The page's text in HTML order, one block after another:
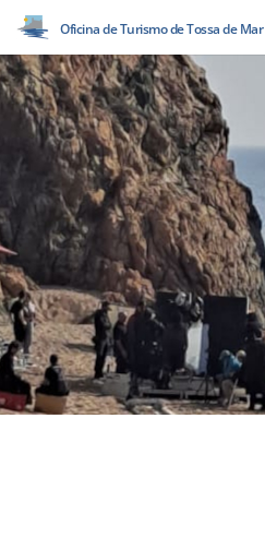
Oficina de Turismo de Tossa de Mar